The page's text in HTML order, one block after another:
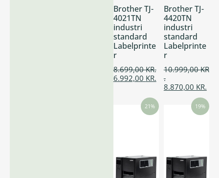
Brother TJ-
4021TN
industri
standard
Labelprinte
r
8.699,00KR.
6.992,00 KR.
Brother TJ-
4420TN
industri
standard
Labelprinte
r
10.999,00KR
.
8.870,00 KR.
21% 19%